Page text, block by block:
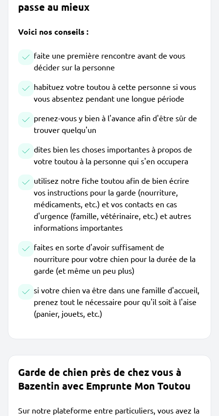
passe au mieux
Voici nos conseils :
faite une première rencontre avant de vous
décider sur la personne
habituez votre toutou à cette personne si vous
vous absentez pendant une longue période
prenez-vous y bien à l'avance afin d'être sûr de
trouver quelqu'un
dites bien les choses importantes à propos de
votre toutou à la personne qui s'en occupera
utilisez notre fiche toutou afin de bien écrire
vos instructions pour la garde (nourriture,
médicaments, etc.) et vos contacts en cas
d'urgence (famille, vétérinaire, etc.) et autres
informations importantes
faites en sorte d'avoir suffisament de
nourriture pour votre chien pour la durée de la
garde (et même un peu plus)
si votre chien va être dans une famille d'accueil,
prenez tout le nécessaire pour qu'il soit à l'aise
(panier, jouets, etc.)
Garde de chien près de chez vous à
Bazentin avec Emprunte Mon Toutou
Sur notre plateforme entre particuliers, vous avez la